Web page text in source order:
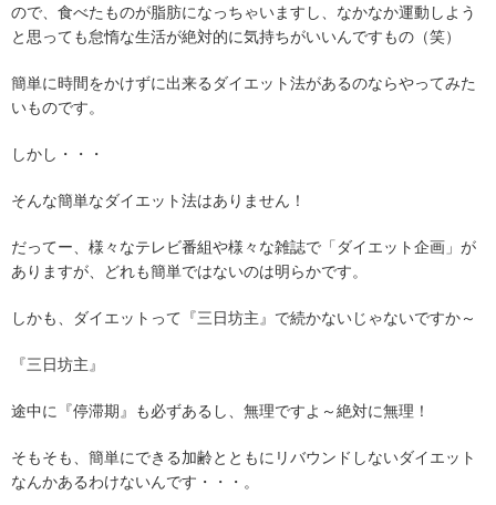
ので、食べたものが脂肪になっちゃいますし、なかなか運動しよう
と思っても怠惰な生活が絶対的に気持ちがいいんですもの（笑）
簡単に時間をかけずに出来るダイエット法があるのならやってみた
いものです。
しかし・・・
そんな簡単なダイエット法はありません！
だってー、様々なテレビ番組や様々な雑誌で「ダイエット企画」が
ありますが、どれも簡単ではないのは明らかです。
しかも、ダイエットって『三日坊主』で続かないじゃないですか～
『三日坊主』
途中に『停滞期』も必ずあるし、無理ですよ～絶対に無理！
そもそも、簡単にできる加齢とともにリバウンドしないダイエット
なんかあるわけないんです・・・。